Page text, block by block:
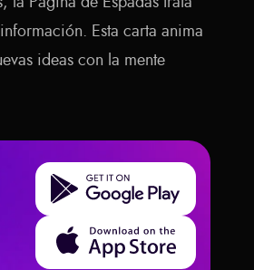
Esta carta anima
ideas con la mente
Get it on Google Play
Download on the App Store